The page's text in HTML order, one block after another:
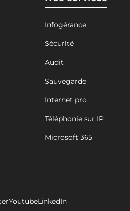
Infogérance
Sécurité
Audit
Sauvegarde
Internet pro
Téléphonie sur IP
Microsoft 365
YoutubeLinkedIn